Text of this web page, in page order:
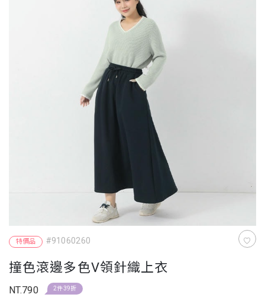
特價品 #91060260
撞色滾邊多色V領針織上衣
NT.790 2件39折